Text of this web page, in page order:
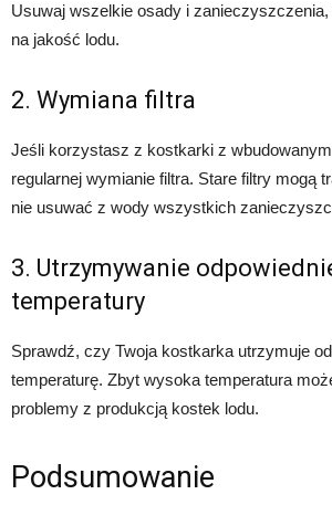
Usuwaj wszelkie osady i zanieczyszczenia,
na jakość lodu.
2. Wymiana filtra
Jeśli korzystasz z kostkarki z
regularnej wymianie filtra. Stare filtry mogą
nie usuwać z wody wszystkich
3. Utrzymywanie
temperatury
Sprawdź, czy Twoja kostkarka utrzymuje
temperaturę. Zbyt wysoka temperatura
problemy z produkcją kostek lodu.
Podsumowanie